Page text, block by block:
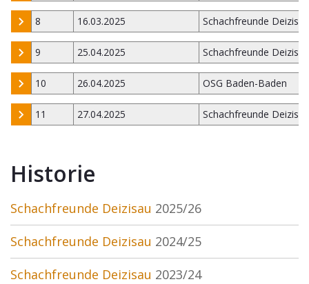
8 16.03.2025 Schachfreunde
9 25.04.2025 Schachfreunde
10 26.04.2025 OSG Baden-Baden
11 27.04.2025 Schachfreunde
Historie
Schachfreunde Deizisau 2025/26
Schachfreunde Deizisau 2024/25
Schachfreunde Deizisau 2023/24